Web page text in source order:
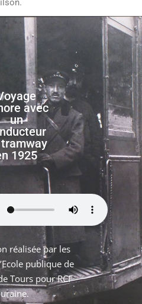
avec
un
1925
réalisée par les
publique de
Tours pour RCF